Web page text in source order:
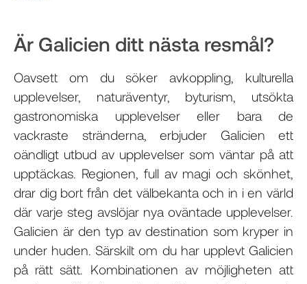
Är Galicien ditt nästa resmål?
Oavsett om du söker avkoppling, kulturella
upplevelser, naturäventyr, byturism, utsökta
gastronomiska upplevelser eller bara de
vackraste stränderna, erbjuder Galicien ett
oändligt utbud av upplevelser som väntar på att
upptäckas. Regionen, full av magi och skönhet,
drar dig bort från det välbekanta och in i en värld
där varje steg avslöjar nya oväntade upplevelser.
Galicien är den typ av destination som kryper in
under huden. Särskilt om du har upplevt Galicien
på rätt sätt. Kombinationen av möjligheten att